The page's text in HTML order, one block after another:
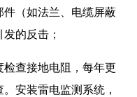
件（如法兰、电缆屏蔽
的反击；
检查接地电阻，每年更
安装雷电监测系统，